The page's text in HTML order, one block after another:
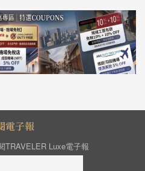
電子報
TRAVELER Luxe電子報